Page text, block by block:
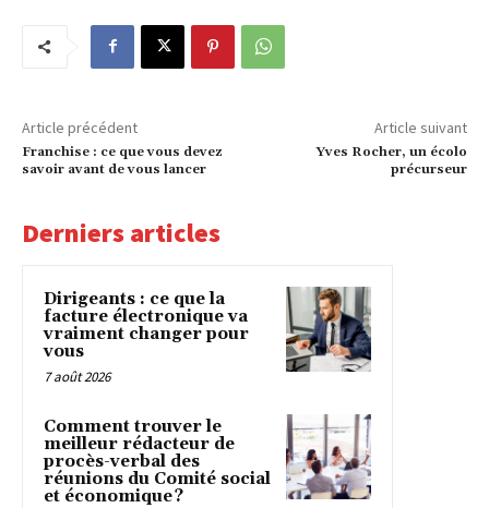
Article précédent
Franchise : ce que vous devez
savoir avant de vous lancer
Article suivant
Yves Rocher, un écolo
précurseur
Derniers articles
Dirigeants : ce que la
facture électronique va
vraiment changer pour
vous
7 août 2026
Comment trouver le
meilleur rédacteur de
procès-verbal des
réunions du Comité social
et économique ?